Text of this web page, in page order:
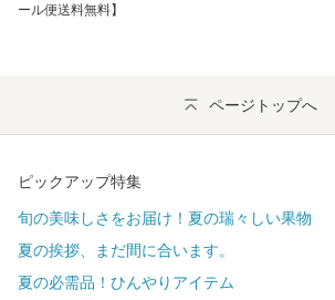
ール便送料無料】
ページトップへ
ピックアップ特集
旬の美味しさをお届け！夏の瑞々しい果物
夏の挨拶、まだ間に合います。
夏の必需品！ひんやりアイテム